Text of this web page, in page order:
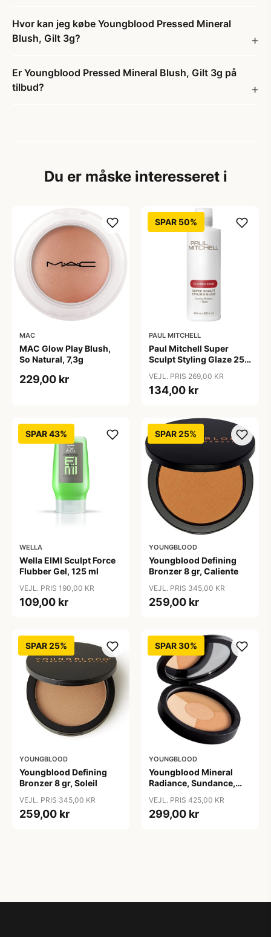
Hvor kan jeg købe Youngblood Pressed Mineral
Blush, Gilt 3g?
Er Youngblood Pressed Mineral Blush, Gilt 3g på
tilbud?
Du er måske interesseret i
MAC
MAC Glow Play Blush,
So Natural, 7,3g
229,00 kr
SPAR 50%
PAUL MITCHELL
Paul Mitchell Super
Sculpt Styling Glaze 250
VEJL. PRIS 269,00 KR
134,00 kr
SPAR 43%
WELLA
Wella EIMI Sculpt Force
Flubber Gel, 125 ml
VEJL. PRIS 190,00 KR
109,00 kr
SPAR 25%
YOUNGBLOOD
Youngblood Defining
Bronzer 8 gr, Caliente
VEJL. PRIS 345,00 KR
259,00 kr
SPAR 25%
YOUNGBLOOD
Youngblood Defining
Bronzer 8 gr, Soleil
VEJL. PRIS 345,00 KR
259,00 kr
SPAR 30%
YOUNGBLOOD
Youngblood Mineral
Radiance, Sundance,
VEJL. PRIS 425,00 KR
299,00 kr